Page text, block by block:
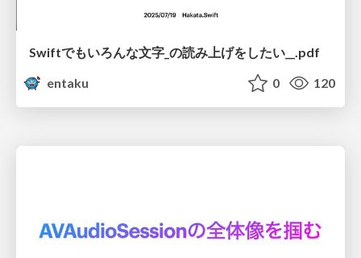
Swiftでもいろんな文字_の読み上げをしたい__.pdf
entaku
0 120